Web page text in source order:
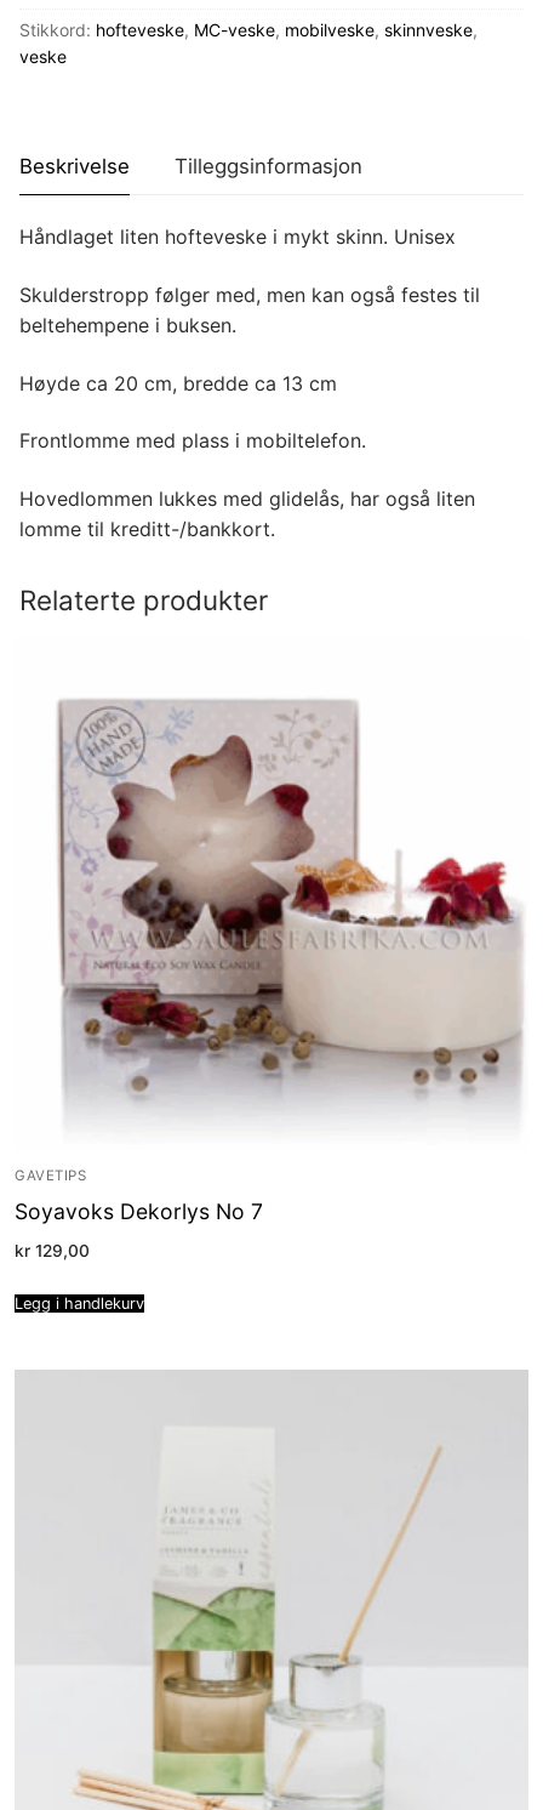
bling
Stikkord: hofteveske, MC-veske, mobilveske, skinnveske,
veske
Beskrivelse Tilleggsinformasjon
Håndlaget liten hofteveske i mykt skinn. Unisex
Skulderstropp følger med, men kan også festes til
beltehempene i buksen.
Høyde ca 20 cm, bredde ca 13 cm
Frontlomme med plass i mobiltelefon.
Hovedlommen lukkes med glidelås, har også liten
lomme til kreditt-/bankkort.
Relaterte produkter
GAVETIPS
Soyavoks Dekorlys No 7
kr 129,00
Legg i handlekurv